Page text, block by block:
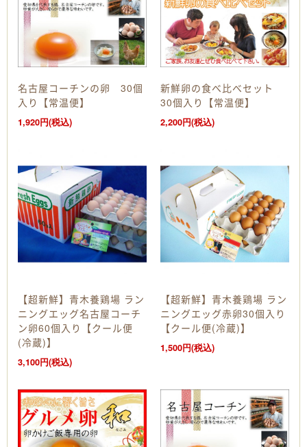
名古屋コーチンの卵 30個
入り【常温便】
1,920円(税込)
新鮮卵の食べ比べセット
30個入り【常温便】
2,200円(税込)
【超新鮮】青木養鶏場 ラン
ニングエッグ名古屋コーチ
ン卵60個入り【クール便
(冷蔵)】
3,100円(税込)
【超新鮮】青木養鶏場 ラン
ニングエッグ赤卵30個入り
【クール便(冷蔵)】
1,500円(税込)